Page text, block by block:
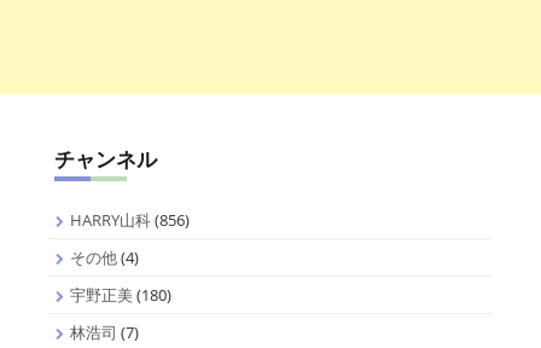
チャンネル
HARRY山科(856)
その他(4)
宇野正美(180)
林浩司 (7)